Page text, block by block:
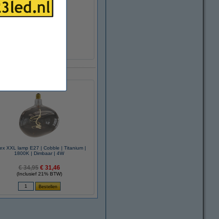
XXL lamp E27 | Cobble | Titanium |
1800K | Dimbaar | 4W
€ 34,95 € 31,46
(Inclusief 21% BTW)